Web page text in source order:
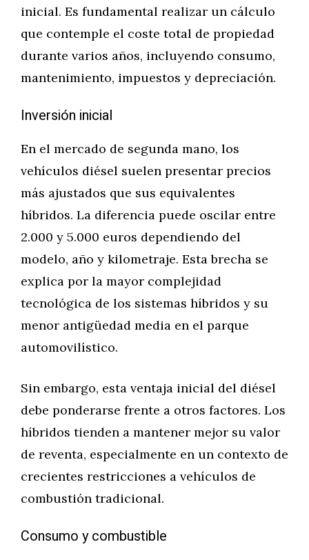
inicial. Es fundamental realizar un cálculo
que contemple el coste total de propiedad
durante varios años, incluyendo consumo,
mantenimiento, impuestos y depreciación.
Inversión inicial
En el mercado de segunda mano, los
vehículos diésel suelen presentar precios
más ajustados que sus equivalentes
híbridos. La diferencia puede oscilar entre
2.000 y 5.000 euros dependiendo del
modelo, año y kilometraje. Esta brecha se
explica por la mayor complejidad
tecnológica de los sistemas híbridos y su
menor antigüedad media en el parque
automovilístico.
Sin embargo, esta ventaja inicial del diésel
debe ponderarse frente a otros factores. Los
híbridos tienden a mantener mejor su valor
de reventa, especialmente en un contexto de
crecientes restricciones a vehículos de
combustión tradicional.
Consumo y combustible